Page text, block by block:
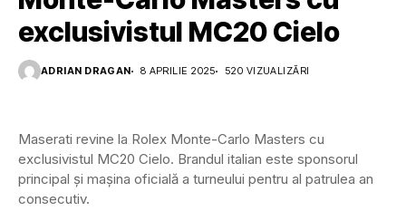
exclusivistul MC20 Cielo
ADRIAN DRAGAN 8 APRILIE 2025 520 VIZUALIZĂRI
Maserati revine la Rolex Monte-Carlo Masters cu
exclusivistul MC20 Cielo. Brandul italian este sponsorul
principal și mașina oficială a turneului pentru al patrulea an
consecutiv.